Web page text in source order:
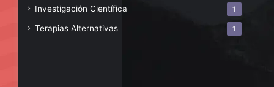
Investigación Científica 1
Terapias Alternativas 1